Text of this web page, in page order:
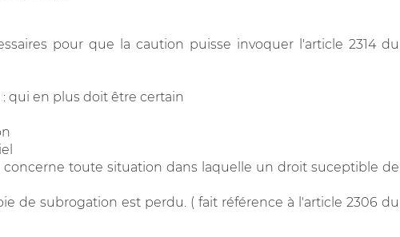
pour que la caution puisse invoquer l'article 2314 du
qui en plus doit être certain
toute situation dans laquelle un droit suceptible de
de subrogation est perdu. ( fait référence à l'article 2306 du